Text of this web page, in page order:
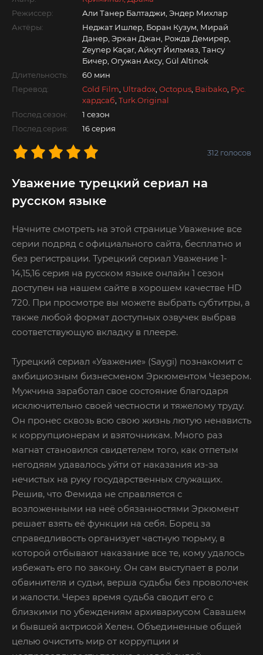
Режиссер:
Али Танер Балтаджи, Эндер Михлар
Актёры:
Неджат Ишлер, Боран Кузум, Мирай
Данер, Эркан Джан, Рожда Демирер,
Zeynep Kaçar, Айкут Йильмаз, Тансу
Бичер, Огужан Аксу, Gül Altinok
Длительность:
60 мин
Перевод:
Cold Film Ultradox Octopus Baibako Рус.
хардсаб Turk.Original
Послед.сезон:
1 сезон
Послед.серия:
16 серия
312 голосов
Уважение турецкий сериал на
русском языке
Начните смотреть на этой странице Уважение все
серии подряд с официального сайта, бесплатно и
без регистрации. Турецкий сериал Уважение 1-
14,15,16 серия на русском языке онлайн 1 сезон
доступен на нашем сайте в хорошем качестве HD
720. При просмотре вы можете выбрать субтитры, а
также любой формат доступных озвучек выбрав
соответствующую вкладку в плеере.
Турецкий сериал «Уважение» (Saygi) познакомит с
амбициозным бизнесменом Эркюментом Чезером.
Мужчина заработал свое состояние благодаря
исключительно своей честности и тяжелому труду.
Он пронес сквозь всю свою жизнь лютую ненависть
к коррупционерам и взяточникам. Много раз
магнат становился свидетелем того, как отпетым
негодяям удавалось уйти от наказания из-за
нечистых на руку государственных служащих.
Решив, что Фемида не справляется с
возложенными на неё обязанностями Эркюмент
решает взять её функции на себя. Борец за
справедливость организует частную тюрьму, в
которой отбывают наказание все те, кому удалось
избежать его по закону. Он сам выступает в роли
обвинителя и судьи, верша судьбы без проволочек
и жалости. Через время судьба сводит его с
близкими по убеждениям архивариусом Савашем
и бывшей актрисой Хелен. Объединенные общей
целью очистить мир от коррупции и